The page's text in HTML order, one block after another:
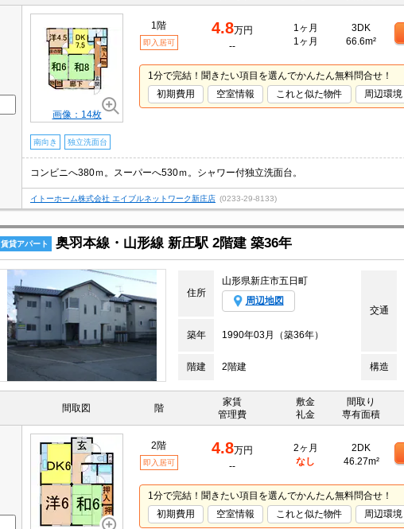
画像：14枚
1階
即入居可
4.8万円
--
1ヶ月
1ヶ月
3DK
66.6m²
1分で完結！聞きたい項目を選んでかんたん無料問合せ！
初期費用
空室情報 これと似た物件 周辺環境
南向き 独立洗面台
コンビニへ380ｍ。スーパーへ530ｍ。シャワー付独立洗面台。
イトーホーム株式会社 エイブルネットワーク新庄店 (0233-29-8133)
賃貸アパート 奥羽本線・山形線 新庄駅 2階建 築36年
住所
山形県新庄市五日町
周辺地図
交通
築年
1990年03月（築36年）
階建 2階建 構造
間取図 階
家賃
管理費
敷金
礼金
間取り
専有面積
2階
即入居可
4.8万円
--
2ヶ月
なし
2DK
46.27m²
1分で完結！聞きたい項目を選んでかんたん無料問合せ！
初期費用
空室情報 これと似た物件 周辺環境